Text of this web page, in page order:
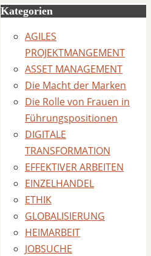
Kategorien
AGILES
PROJEKTMANGEMENT
ASSET MANAGEMENT
Die Macht der Marken
Die Rolle von Frauen in
Führungspositionen
DIGITALE
TRANSFORMATION
EFFEKTIVER ARBEITEN
EINZELHANDEL
ETHIK
GLOBALISIERUNG
HEIMARBEIT
JOBSUCHE